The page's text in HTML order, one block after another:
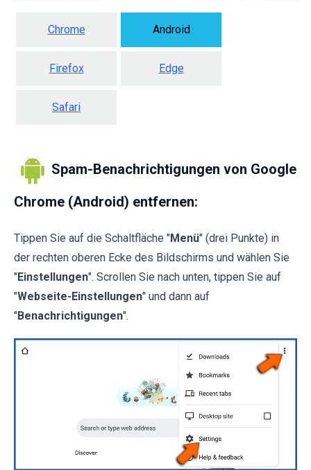
Chrome Android
Firefox Edge
Safari
Spam-Benachrichtigungen von Google
Chrome (Android) entfernen:
Tippen Sie auf die Schaltfläche "Menü" (drei Punkte) in
der rechten oberen Ecke des Bildschirms und wählen Sie
"Einstellungen". Scrollen Sie nach unten, tippen Sie auf
"Webseite-Einstellungen" und dann auf
"Benachrichtigungen".